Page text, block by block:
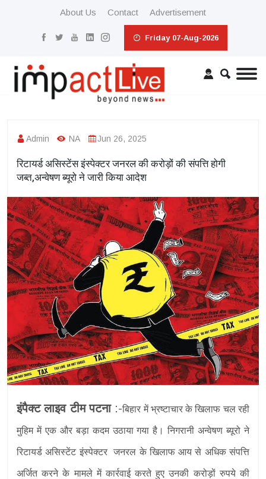
About Us Contact Advertisement
Friday 07-Aug-2026
Admin NA Jun 26, 2025
रिटायर्ड असिस्टेंस इंस्पेक्टर जनरल की करोड़ों की संपत्ति होगी
जब्त,अन्वेषण ब्यूरो ने जारी किया आदेश
इंपैक्ट लाइव टीम पटना:-बिहार में भ्रष्टाचार के खिलाफ चल रही
मुहिम में एक और बड़ा कदम उठाया गया है। निगरानी अन्वेषण ब्यूरो ने
रिटायर्ड असिस्टेंट इंस्पेक्टर जनरल के खिलाफ आय से अधिक संपत्ति
अर्जित करने के मामले में कार्रवाई करते हुए उनकी करोड़ों रुपये की